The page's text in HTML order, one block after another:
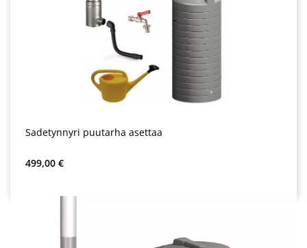
Sadetynnyri puutarha asettaa
Normaali hinta:
499,00 €